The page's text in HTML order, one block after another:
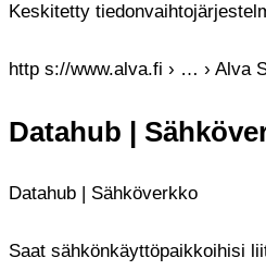
Keskitetty
http s://www.alva.fi › … › Alva
Datahub |
Datahub | Sähköverkko
Saat sähkönkäyttöpaikkoihisi